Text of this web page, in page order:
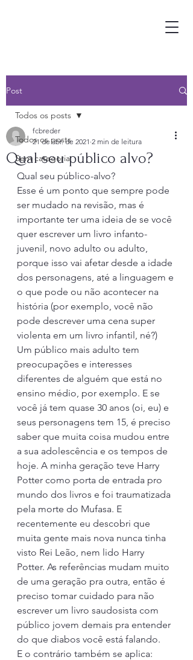
Post
Todos os posts
Sem categoria
Todos os posts
Qual seu público alvo?
fcbreder
21 de abr. de 2021 2 min de leitura
Qual seu público-alvo?
Esse é um ponto que sempre pode
ser mudado na revisão, mas é
importante ter uma ideia de se você
quer escrever um livro infanto-
juvenil, novo adulto ou adulto,
porque isso vai afetar desde a idade
dos personagens, até a linguagem e
o que pode ou não acontecer na
história (por exemplo, você não
pode descrever uma cena super
violenta em um livro infantil, né?)
Um público mais adulto tem
preocupações e interesses
diferentes de alguém que está no
ensino médio, por exemplo. E se
você já tem quase 30 anos (oi, eu) e
seus personagens tem 15, é preciso
saber que muita coisa mudou entre
a sua adolescência e os tempos de
hoje. A minha geração teve Harry
Potter como porta de entrada pro
mundo dos livros e foi traumatizada
pela morte do Mufasa. E
recentemente eu descobri que
muita gente mais nova nunca tinha
visto Rei Leão, nem lido Harry
Potter. As referências mudam muito
de uma geração pra outra, então é
preciso tomar cuidado para não
escrever um livro saudosista com
público jovem demais pra entender
do que diabos você está falando.
E o contrário também se aplica: